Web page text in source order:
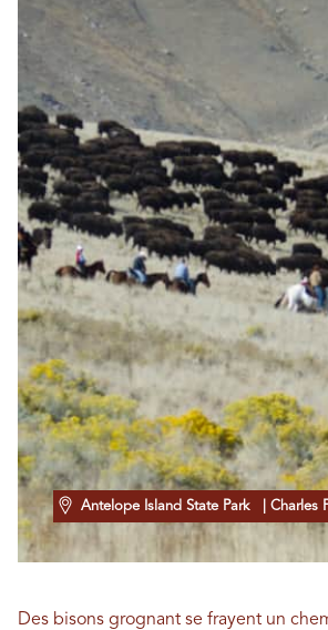
Antelope Island State Park | Charles
Des bisons grognant se frayent un